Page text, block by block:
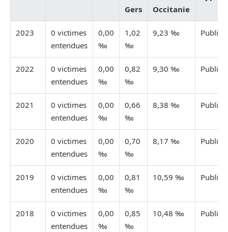
Gers
Occitanie
2023
0 victimes
entendues
0,00
‰
1,02
‰
9,23 ‰ Publiée
2022
0 victimes
entendues
0,00
‰
0,82
‰
9,30 ‰ Publiée
2021
0 victimes
entendues
0,00
‰
0,66
‰
8,38 ‰ Publiée
2020
0 victimes
entendues
0,00
‰
0,70
‰
8,17 ‰ Publiée
2019
0 victimes
entendues
0,00
‰
0,81
‰
10,59 ‰ Publiée
2018
0 victimes
entendues
0,00
‰
0,85
‰
10,48 ‰ Publiée